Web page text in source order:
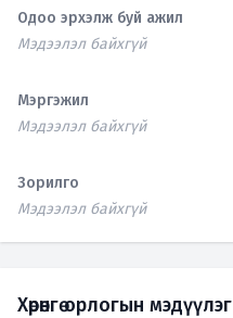
Одоо эрхэлж буй ажил
Мэдээлэл байхгүй
Мэргэжил
Мэдээлэл байхгүй
Зорилго
Мэдээлэл байхгүй
Хөрөнгө орлогын мэдүүлэг